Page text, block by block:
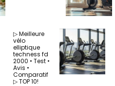
▷ Meilleure
vélo
elliptique
techness fd
2000 • Test •
Avis •
Comparatif
▷ TOP 10!